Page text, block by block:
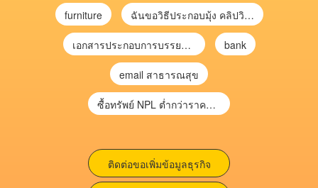
furniture ฉันขอวิธีประกอบมุ้ง คลิปวิดีโอ การประกอบมุ้ง
เอกสารประกอบการบรรยาย การประเมินความเสี่ยงเพื่อวางแผนการตรวจสอบ \ bank
email สาธารณสุข
ซื้อทรัพย์ NPL ต่ำกว่าราคาตลาด 30-70% แบบไม่ต้องไปประมูล”
ติดต่อขอเพิ่มข้อมูลธุรกิจ